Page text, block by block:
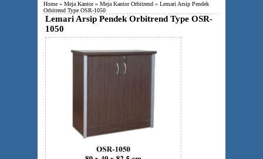
Home » Meja Kantor» Meja Kantor Orbitrend » Lemari Arsip Pendek
Orbitrend Type OSR-1050
Lemari Arsip Pendek Orbitrend Type OSR-
1050